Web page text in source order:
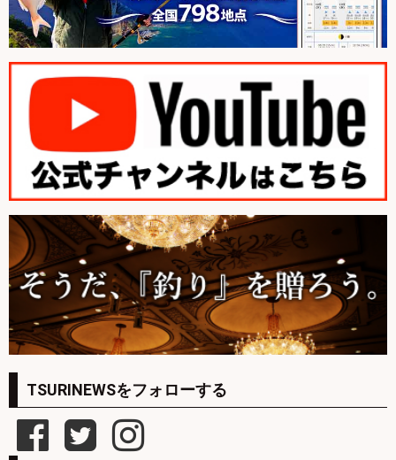
TSURINEWSをフォローする